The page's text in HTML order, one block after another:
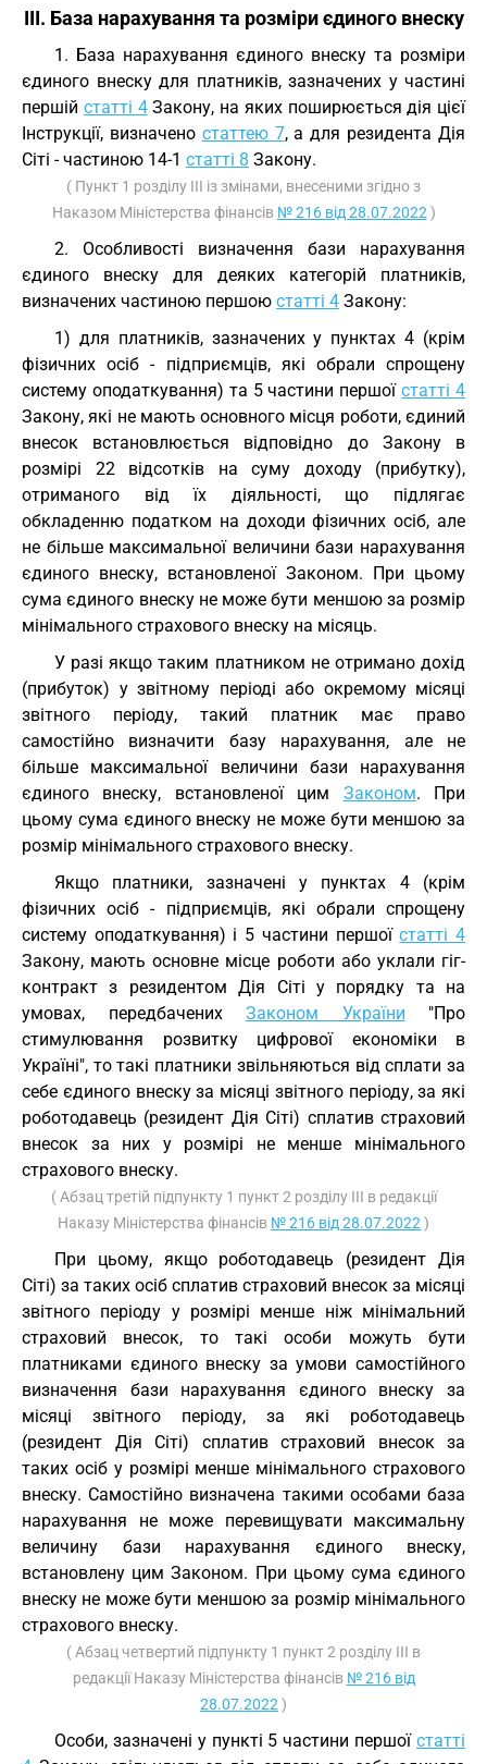
III. База нарахування та розміри єдиного внеску
1. База нарахування єдиного внеску та розміри
єдиного внеску для платників, зазначених у частині
першій статті 4Закону, на яких поширюється дія цієї
Інструкції, визначено статтею 7, а для резидента Дія
Сіті - частиною 14-1 статті 8 Закону.
( Пункт 1 розділу III із змінами, внесеними згідно з
Наказом Міністерства фінансів № 216 від 28.07.2022 )
2. Особливості визначення бази нарахування
єдиного внеску для деяких категорій платників,
визначених частиною першою статті 4 Закону:
1) для платників, зазначених у пунктах 4 (крім
фізичних осіб - підприємців, які обрали спрощену
систему оподаткування) та 5 частини першоїстатті 4
Закону, які не мають основного місця роботи, єдиний
внесок встановлюється відповідно до Закону в
розмірі 22 відсотків на суму доходу (прибутку),
отриманого від їх діяльності, що підлягає
обкладенню податком на доходи фізичних осіб, але
не більше максимальної величини бази нарахування
єдиного внеску, встановленої Законом. При цьому
сума єдиного внеску не може бути меншою за розмір
мінімального страхового внеску на місяць.
У разі якщо таким платником не отримано дохід
(прибуток) у звітному періоді або окремому місяці
звітного періоду, такий платник має право
самостійно визначити базу нарахування, але не
більше максимальної величини бази нарахування
єдиного внеску, встановленої цим Законом. При
цьому сума єдиного внеску не може бути меншою за
розмір мінімального страхового внеску.
Якщо платники, зазначені у пунктах 4 (крім
фізичних осіб - підприємців, які обрали спрощену
систему оподаткування) і 5 частини першоїстатті 4
Закону, мають основне місце роботи або уклали гіг-
контракт з резидентом Дія Сіті у порядку та на
умовах, передбачених Законом України "Про
стимулювання розвитку цифрової економіки в
Україні", то такі платники звільняються від сплати за
себе єдиного внеску за місяці звітного періоду, за які
роботодавець (резидент Дія Сіті) сплатив страховий
внесок за них у розмірі не менше мінімального
страхового внеску.
( Абзац третій підпункту 1 пункт 2 розділу III в редакції
Наказу Міністерства фінансів № 216 від 28.07.2022 )
При цьому, якщо роботодавець (резидент Дія
Сіті) за таких осіб сплатив страховий внесок за місяці
звітного періоду у розмірі менше ніж мінімальний
страховий внесок, то такі особи можуть бути
платниками єдиного внеску за умови самостійного
визначення бази нарахування єдиного внеску за
місяці звітного періоду, за які роботодавець
(резидент Дія Сіті) сплатив страховий внесок за
таких осіб у розмірі менше мінімального страхового
внеску. Самостійно визначена такими особами база
нарахування не може перевищувати максимальну
величину бази нарахування єдиного внеску,
встановлену цим Законом. При цьому сума єдиного
внеску не може бути меншою за розмір мінімального
страхового внеску.
( Абзац четвертий підпункту 1 пункт 2 розділу III в
редакції Наказу Міністерства фінансів № 216 від
28.07.2022 )
Особи, зазначені у пункті 5 частини першої статті